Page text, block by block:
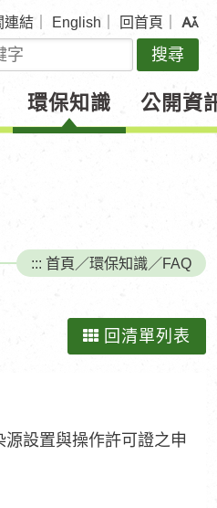
連結 English 回首頁
環保知識 公開資
::: 首頁 ／環保知識／FAQ
回清單列表
設置與操作許可證之申